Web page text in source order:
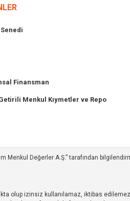
Finansman
Menkul Kıymetler ve Repo
Menkul Değerler A.Ş.” tarafından
olup izinsiz kullanılamaz, iktibas